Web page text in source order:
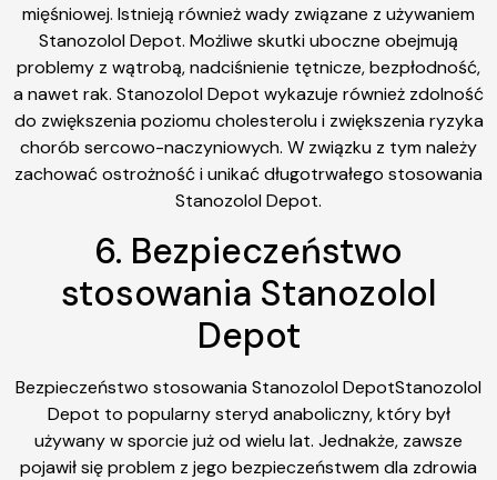
mięśniowej. Istnieją również wady związane z używaniem
Stanozolol Depot. Możliwe skutki uboczne obejmują
problemy z wątrobą, nadciśnienie tętnicze, bezpłodność,
a nawet rak. Stanozolol Depot wykazuje również zdolność
do zwiększenia poziomu cholesterolu i zwiększenia ryzyka
chorób sercowo-naczyniowych. W związku z tym należy
zachować ostrożność i unikać długotrwałego stosowania
Stanozolol Depot.
6. Bezpieczeństwo
stosowania Stanozolol
Depot
Bezpieczeństwo stosowania Stanozolol DepotStanozolol
Depot to popularny steryd anaboliczny, który był
używany w sporcie już od wielu lat. Jednakże, zawsze
pojawił się problem z jego bezpieczeństwem dla zdrowia